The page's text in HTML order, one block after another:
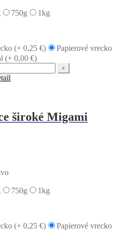
750g
1kg
(+ 0,25 €)
Papierové vrecko
(+ 0,00 €)
široké Migami
750g
1kg
(+ 0,25 €)
Papierové vrecko